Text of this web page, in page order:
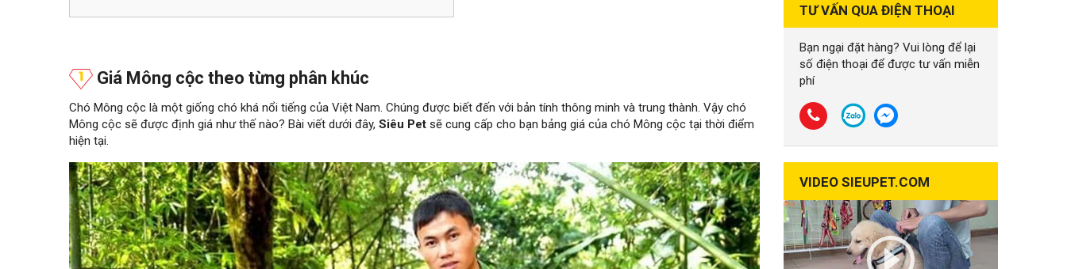
Giá Mông cộc theo từng phân khúc
Chó Mông cộc là một giống chó khá nổi tiếng của Việt Nam. Chúng được biết đến với bản tính thông minh và trung thành. Vậy chó
Mông cộc sẽ được định giá như thế nào? Bài viết dưới đây, Siêu Pet sẽ cung cấp cho bạn bảng giá của chó Mông cộc tại thời điểm
hiện tại.
TƯ VẤN QUA ĐIỆN THOẠI
Bạn ngại đặt hàng? Vui lòng để lại
số điện thoại để được tư vấn miễn
phí
VIDEO SIEUPET.COM